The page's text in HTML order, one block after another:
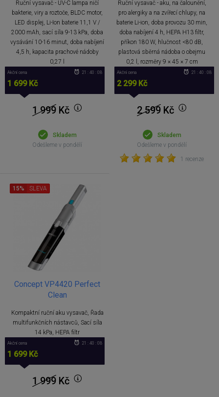
Ruční vysavač - UV-C lampa ničí
bakterie, viry a roztoče, BLDC motor,
LED displej, Li-Ion baterie 11,1 V /
2000 mAh, sací síla 9-13 kPa, doba
vysávání 10-16 minut, doba nabíjení
4,5 h, kapacita prachové nádoby
0,27 l
Akční cena
1 699 Kč
21 : 40 : 08
1 999 Kč
Skladem
Odešleme v pondělí
Ruční vysavač - aku, na čalounění,
pro alergiky a na zvířecí chlupy, na
baterie Li-ion, doba provozu 30 min,
doba nabíjení 4 h, HEPA H13 filtr,
příkon 180 W, hlučnost <80 dB,
plastová sběrná nádoba o obejmu
0,2 l, rozměry 9 × 45 × 7 cm
Akční cena
2 299 Kč
21 : 40 : 08
2 599 Kč
Skladem
Odešleme v pondělí
1 recenze
Concept VP4420 Perfect
Clean
Kompaktní ruční aku vysavač, Řada
multifunkčních nástavců, Sací síla
14 kPa, HEPA filtr
15% SLEVA
Akční cena
1 699 Kč
21 : 40 : 08
1 999 Kč